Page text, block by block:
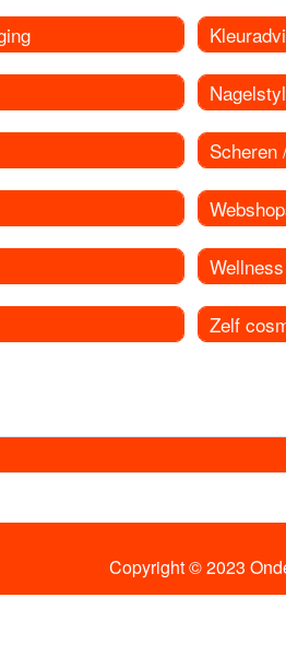
Scheren
Zelf
Copyright © 2023